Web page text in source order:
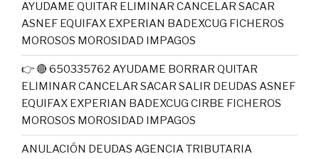
AYUDAME QUITAR ELIMINAR CANCELAR SACAR
ASNEF EQUIFAX EXPERIAN BADEXCUG FICHEROS
MOROSOS MOROSIDAD IMPAGOS
👉 🔴 650335762 AYUDAME BORRAR QUITAR
ELIMINAR CANCELAR SACAR SALIR DEUDAS ASNEF
EQUIFAX EXPERIAN BADEXCUG CIRBE FICHEROS
MOROSOS MOROSIDAD IMPAGOS
ANULACIÓN DEUDAS AGENCIA TRIBUTARIA